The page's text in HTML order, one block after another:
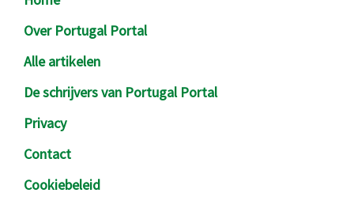
Over Portugal Portal
Alle artikelen
De schrijvers van Portugal Portal
Privacy
Contact
Cookiebeleid